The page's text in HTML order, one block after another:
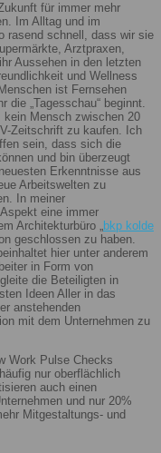
für immer mehr
Im Alltag und im
rasend schnell, dass wir sie
Arztpraxen,
Aussehen in den letzten
und Wellness
ist Fernsehen
die „Tagesschau“ beginnt.
kein Mensch zwischen 20
Zeitschrift zu kaufen. Ich
sein, dass sich die
und bin überzeugt
Erkenntnisse aus
Arbeitswelten zu
In meiner
eine immer
Architekturbüro „bkp kolde
geschlossen zu haben.
hier unter anderem
in Form von
die Beteiligten in
Ideen Aller in das
anstehenden
mit dem Unternehmen zu
Work Pulse Checks
nur oberflächlich
auch einen
und nur 20%
Mitgestaltungs- und